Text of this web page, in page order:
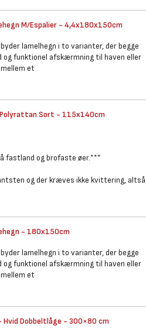
M/Espalier - 4,4x180x150cm
lamelhegn i to varianter, der begge
og funktionel afskærmning til haven eller
et
Sort - 115x140cm
fastland og brofaste øer.***
og der kræves ikke kvittering, altså
- 180x150cm
lamelhegn i to varianter, der begge
og funktionel afskærmning til haven eller
et
Hvid Dobbeltlåge - 300×80 cm